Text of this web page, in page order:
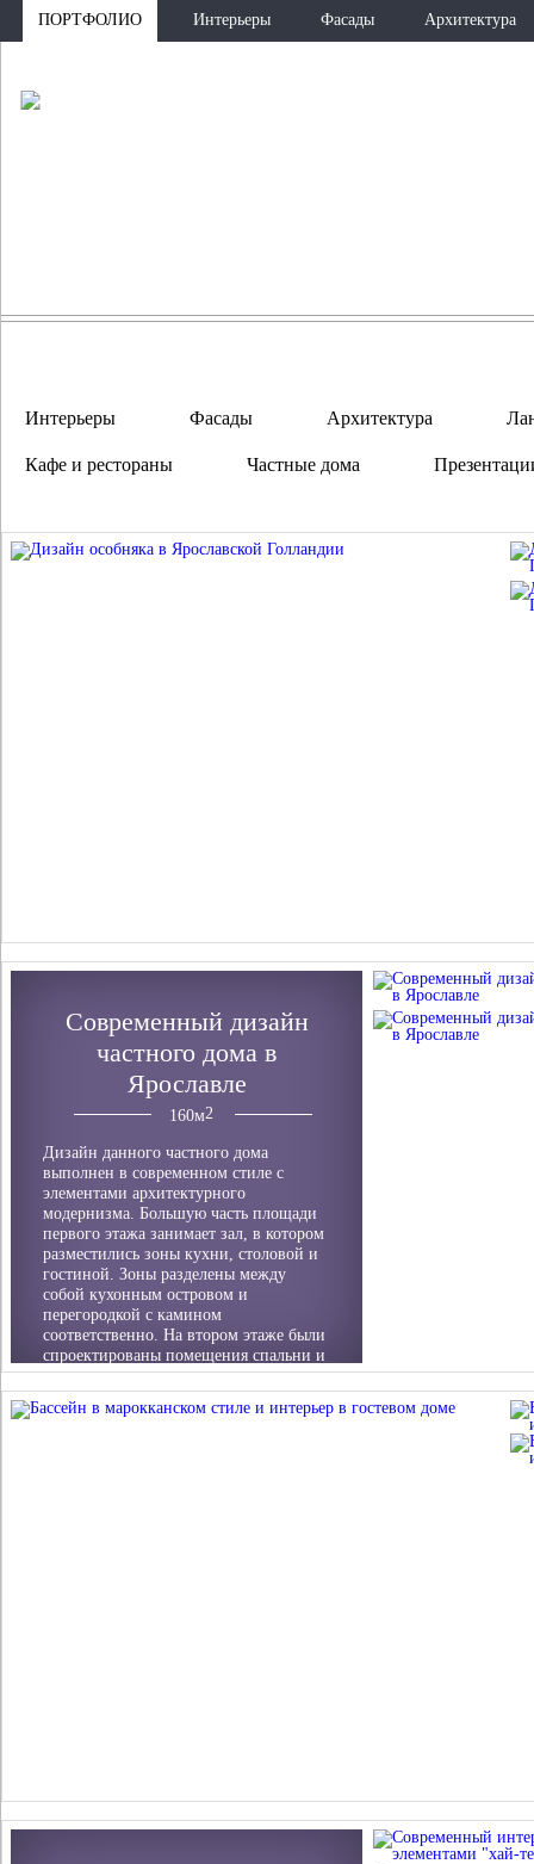
ПОРТФОЛИО Интерьеры Фасады Архитектура
Интерьеры Фасады Архитектура
Кафе и рестораны Частные дома
Современный дизайн
частного дома в
Ярославле
160м
Дизайн данного частного дома
выполнен в современном стиле с
элементами архитектурного
модернизма. Большую часть площади
первого этажа занимает зал, в котором
разместились зоны кухни, столовой и
гостиной. Зоны разделены между
собой кухонным островом и
перегородкой с камином
соответственно. На втором этаже были
спроектированы помещения спальни и
ванной. В процессе разработки
дизайн-проекта данных помещений
нами было предложено несколько